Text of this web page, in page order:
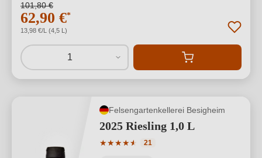
101,80 €
62,90 €*
13,98 €/L (4,5 L)
1
Felsengartenkellerei Besigheim
2025 Riesling 1,0 L
★★★★★
★
Durchschnittliche Bewertung von 4.71
21